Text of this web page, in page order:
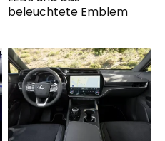
beleuchtete Emblem